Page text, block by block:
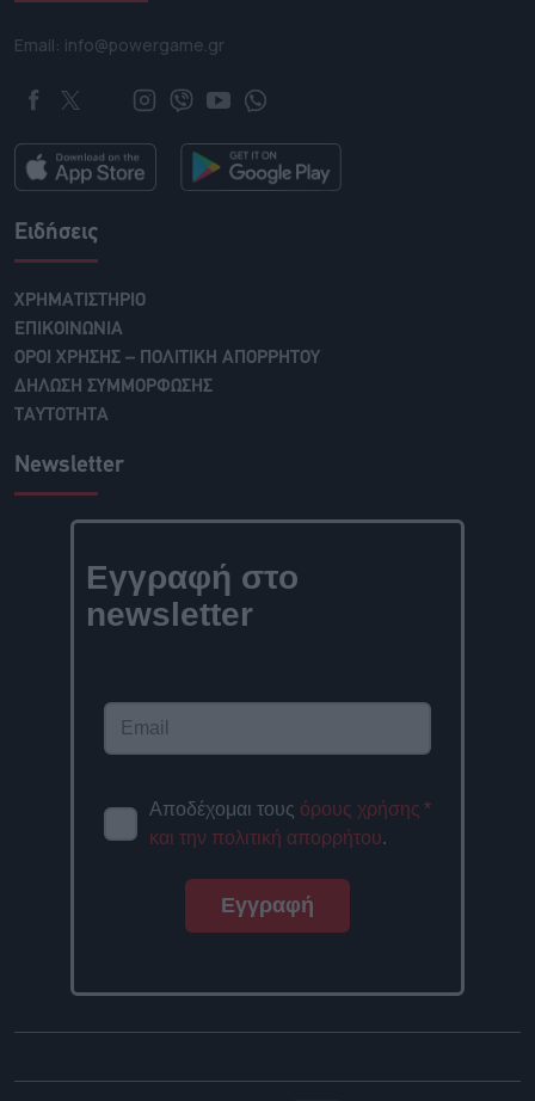
Email: info@powergame.gr
Ειδήσεις
ΧΡΗΜΑΤΙΣΤΗΡΙΟ
ΕΠΙΚΟΙΝΩΝΙΑ
ΟΡΟΙ ΧΡΗΣΗΣ – ΠΟΛΙΤΙΚΗ ΑΠΟΡΡΗΤΟΥ
ΔΗΛΩΣΗ ΣΥΜΜΟΡΦΩΣΗΣ
ΤΑΥΤΟΤΗΤΑ
Newsletter
Εγγραφή στο
newsletter
Αποδέχομαι τους όρους χρήσης
και την πολιτική απορρήτου.
*
Εγγραφή